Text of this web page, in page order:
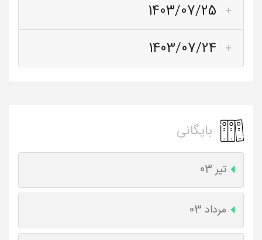
1403/07/25
1403/07/24
بایگانی
تیر 03
مرداد 03